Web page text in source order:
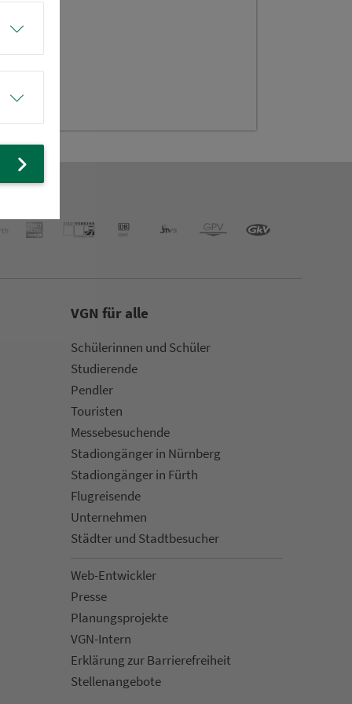
VGN für alle
Schülerinnen und Schüler
Stu­die­rende
Pendler
Touristen
Mes­se­be­suchende
Sta­di­on­gän­ger in Nürn­berg
Sta­di­on­gän­ger in Fürth
Flug­rei­sen­de
Un­ter­neh­men
Städter und Stadt­be­su­cher
Web-Entwickler
Presse
Pla­nungs­pro­jekte
VGN-Intern
Erklärung zur Bar­ri­e­re­frei­heit
Stellenan­ge­bote